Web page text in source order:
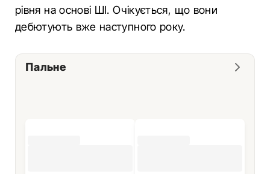
рівня на основі ШІ. Очікується, що вони
дебютують вже наступного року.
Пальне